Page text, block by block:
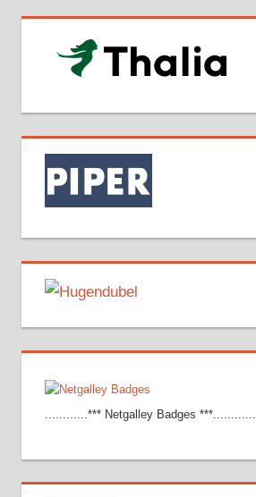
............*** Netgalley Badges ***............